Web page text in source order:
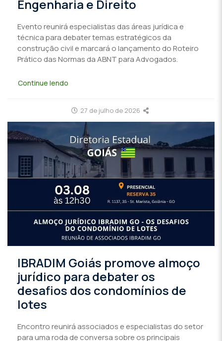
Engenharia e Direito
Evento reunirá especialistas das áreas jurídica e
técnica para debater temas estratégicos da
construção civil e marcará o lançamento do Roteiro
Prático das Normas da ABNT para Advogados.
Continue lendo
27 de julho de 2026
IBRADIM Goiás promove almoço
jurídico para debater os
desafios dos condomínios de
lotes
Encontro reunirá associados e especialistas do setor
para uma roda de conversa sobre os principais